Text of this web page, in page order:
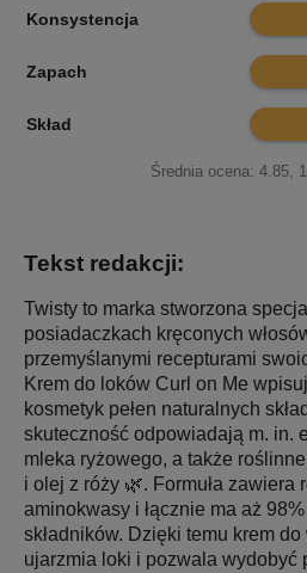
Konsystencja 9.8
Zapach 9.9
Skład 10
Średnia ocena: 4.85,
Tekst redakcji:
Twisty to marka stworzona
posiadaczkach kręconych
przemyślanymi recepturami
Krem do loków Curl on Me
kosmetyk pełen naturalnych
skuteczność odpowiadają m. in.
mleka ryżowego, a także
i olej z róży 🌿. Formuła zawiera
aminokwasy i łącznie ma aż
składników. Dzięki temu krem
ujarzmia loki i pozwala wydobyć